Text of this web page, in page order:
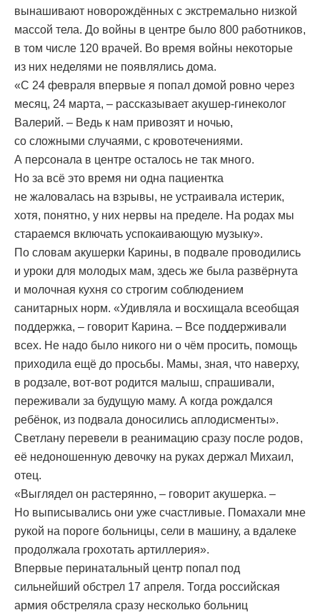
вынашивают новорождённых с экстремально низкой
массой тела. До войны в центре было 800 работников,
в том числе 120 врачей. Во время войны некоторые
из них неделями не появлялись дома.
«С 24 февраля впервые я попал домой ровно через
месяц, 24 марта, – рассказывает акушер-гинеколог
Валерий. – Ведь к нам привозят и ночью,
со сложными случаями, с кровотечениями.
А персонала в центре осталось не так много.
Но за всё это время ни одна пациентка
не жаловалась на взрывы, не устраивала истерик,
хотя, понятно, у них нервы на пределе. На родах мы
стараемся включать успокаивающую музыку».
По словам акушерки Карины, в подвале проводились
и уроки для молодых мам, здесь же была развёрнута
и молочная кухня со строгим соблюдением
санитарных норм. «Удивляла и восхищала всеобщая
поддержка, – говорит Карина. – Все поддерживали
всех. Не надо было никого ни о чём просить, помощь
приходила ещё до просьбы. Мамы, зная, что наверху,
в родзале, вот-вот родится малыш, спрашивали,
переживали за будущую маму. А когда рождался
ребёнок, из подвала доносились аплодисменты».
Светлану перевели в реанимацию сразу после родов,
её недоношенную девочку на руках держал Михаил,
отец.
«Выглядел он растерянно, – говорит акушерка. –
Но выписывались они уже счастливые. Помахали мне
рукой на пороге больницы, сели в машину, а вдалеке
продолжала грохотать артиллерия».
Впервые перинатальный центр попал под
сильнейший обстрел 17 апреля. Тогда российская
армия обстреляла сразу несколько больниц